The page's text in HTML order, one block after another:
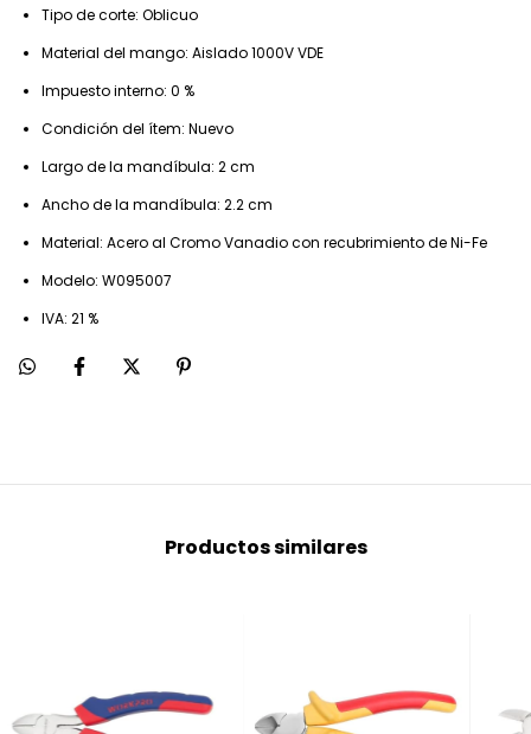
Tipo de corte: Oblicuo
Material del mango: Aislado 1000V VDE
Impuesto interno: 0 %
Condición del ítem: Nuevo
Largo de la mandíbula: 2 cm
Ancho de la mandíbula: 2.2 cm
Material: Acero al Cromo Vanadio con recubrimiento de Ni-Fe
Modelo: W095007
IVA: 21 %
Productos similares